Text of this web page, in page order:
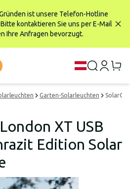
ist unsere Telefon-Hotline
kontaktieren Sie uns per E-Mail
Ihre Anfragen bevorzugt.
Garten-Solarleuchten
XT USB
Edition Solar